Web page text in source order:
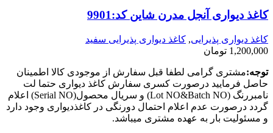
کاغذ دیواری آنجل مدرن شاین کد:9901
کاغذ دیواری پذیرایی, کاغذ دیواری پذیرایی سفید
1,200,000 تومان
توجه:مشتری گرامی لطفا قبل سفارش از موجودی کالا اطمینان
حاصل فرمایید درصورت کسری سفارش کاغذ دیواری حتما لت
نامبررنگ (Lot NO&Batch NO) و سریال محصول(Serial NO) اعلام
گردد درصورت عدم اعلام احتمال دورنگی در کاغذدیواری وجود دارد
و مسئولیت بار به عهده مشتری میباشد.